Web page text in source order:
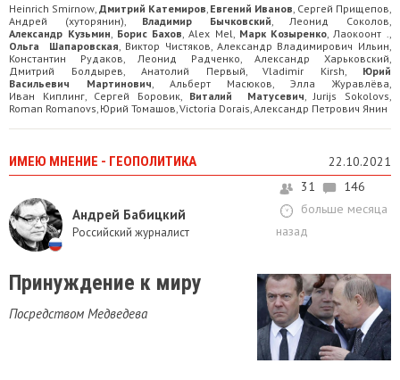
Heinrich Smirnow Дмитрий Катемиров Евгений Иванов Сергей Прищепов
Андрей (хуторянин) Владимир Бычковский Леонид Соколов
Александр Кузьмин Борис Бахов ,Alex Mel Марк Козыренко Лаокоонт .
Ольга Шапаровская Виктор Чистяков Александр Владимирович Ильин
Константин Рудаков Леонид Радченко ,Александр Харьковский
Дмитрий Болдырев Анатолий Первый ,Vladimir Kirsh
Юрий
Васильевич Мартинович
Альберт Масюков ,Элла Журавлёва
Иван Киплинг, Сергей Боровик, Виталий Матусевич Jurijs Sokolovs
Roman Romanovs Юрий Томашов Victoria Dorais Александр Петрович Янин
ИМЕЮ МНЕНИЕ - ГЕОПОЛИТИКА 22.10.2021
Андрей Бабицкий
Российский журналист
31
146
больше месяца
назад
Принуждение к миру
Посредством Медведева